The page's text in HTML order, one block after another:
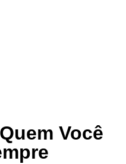
Você